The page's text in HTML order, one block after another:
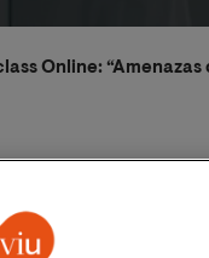
Online: “Amenazas